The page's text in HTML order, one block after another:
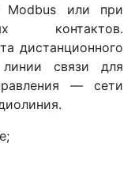
Modbus или при
контактов.
дистанционного
связи для
— сети